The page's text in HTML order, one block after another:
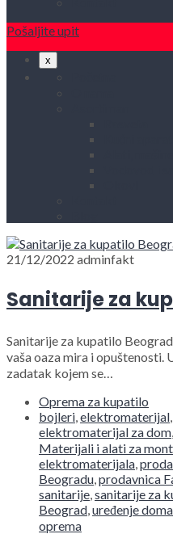
Pošaljite upit
x
21/12/2022 adminfakt
Sanitarije za
Sanitarije za kupatilo
vaša oaza mira i
zadatak kojem se…
Oprema za kupatilo
bojleri,elektromaterijal,
elektromaterijal za dom,
Materijali i alati za
elektromaterijala,
Beogradu,prodavnica
sanitarije,sanitarije za
Beograd,uređenje doma
oprema